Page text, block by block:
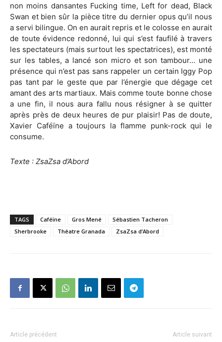
non moins dansantes Fucking time, Left for dead, Black
Swan et bien sûr la pièce titre du dernier opus qu’il nous
a servi bilingue. On en aurait repris et le colosse en aurait
de toute évidence redonné, lui qui s’est faufilé à travers
les spectateurs (mais surtout les spectatrices), est monté
sur les tables, a lancé son micro et son tambour… une
présence qui n’est pas sans rappeler un certain Iggy Pop
pas tant par le geste que par l’énergie que dégage cet
amant des arts martiaux. Mais comme toute bonne chose
a une fin, il nous aura fallu nous résigner à se quitter
après près de deux heures de pur plaisir! Pas de doute,
Xavier Caféïne a toujours la flamme punk-rock qui le
consume.
Texte : ZsaZsa d’Abord
TAGS Caféïne Gros Mené
Sébastien Tacheron
Sherbrooke
Théatre Granada ZsaZsa d’Abord
Article précédent Article suivant